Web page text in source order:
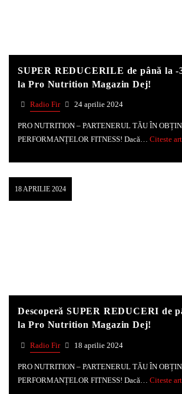
SUPER REDUCERILE de până la -
la Pro Nutrition Magazin Dej!
Radio Fir 24 aprilie 2024
PRO NUTRITION – PARTENERUL TĂU ÎN
PERFORMANȚELOR FITNESS! Dacă… Citeste
18 APRILIE 2024
Descoperă SUPER REDUCERI de
la Pro Nutrition Magazin Dej!
Radio Fir 18 aprilie 2024
PRO NUTRITION – PARTENERUL TĂU ÎN
PERFORMANȚELOR FITNESS! Dacă… Citeste